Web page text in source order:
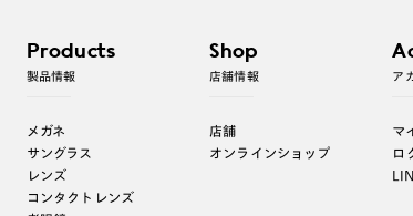
Products
製品情報
メガネ
サングラス
レンズ
コンタクトレンズ
Shop
店舗情報
店舗
オンラインショップ
ア
マ
ロ